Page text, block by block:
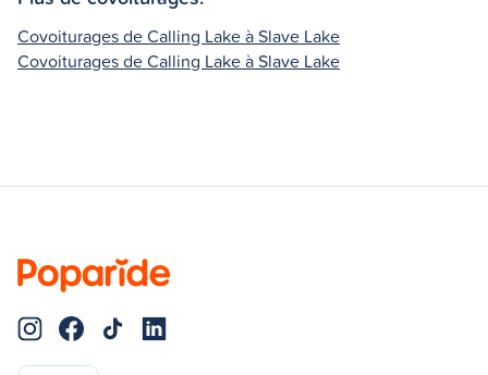
Covoiturages de Calling Lake à Slave Lake
Covoiturages de Calling Lake à Slave Lake